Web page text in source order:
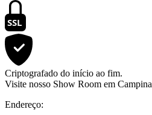
SSL
Criptografado do início ao fim.
Visite nosso Show Room em
Endereço: